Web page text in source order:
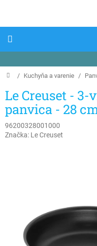
Domov
/ Kuchyňa a varenie /
Le Creuset -
panvica - 28
96200328001000
Značka: Le Creuset